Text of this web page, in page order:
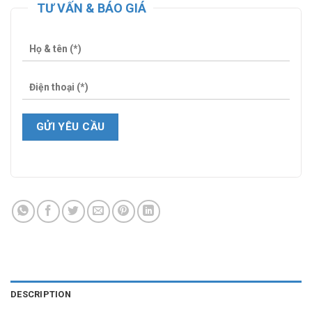
TƯ VẤN & BÁO GIÁ
DESCRIPTION